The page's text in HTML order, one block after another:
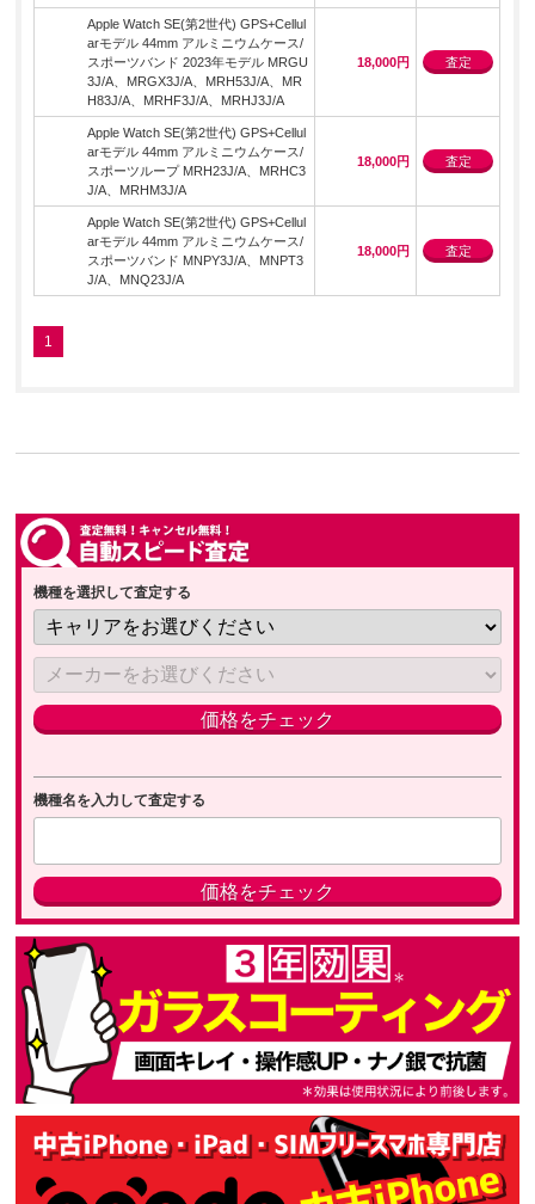
Apple Watch SE(第2世代) GPS+Cellul
arモデル 44mm アルミニウムケース/
スポーツバンド 2023年モデル MRGU
3J/A、MRGX3J/A、MRH53J/A、MR
H83J/A、MRHF3J/A、MRHJ3J/A
18,000円 査定
Apple Watch SE(第2世代) GPS+Cellul
arモデル 44mm アルミニウムケース/
スポーツループ MRH23J/A、MRHC3
J/A、MRHM3J/A
18,000円 査定
Apple Watch SE(第2世代) GPS+Cellul
arモデル 44mm アルミニウムケース/
スポーツバンド MNPY3J/A、MNPT3
J/A、MNQ23J/A
18,000円 査定
1
機種を選択して査定する
機種名を入力して査定する